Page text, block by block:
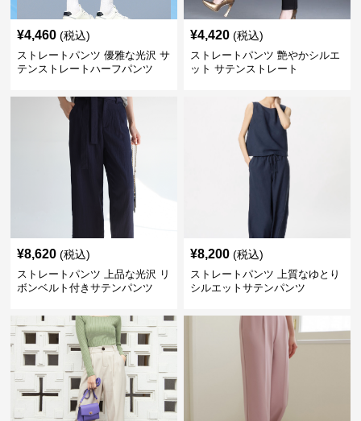
¥4,460 (税込)
ストレートパンツ 優雅な光沢 サ
テンストレートハーフパンツ
¥4,420 (税込)
ストレートパンツ 艶やかシルエ
ット サテンストレート
¥8,620 (税込)
ストレートパンツ 上品な光沢 リ
ボンベルト付きサテンパンツ
¥8,200 (税込)
ストレートパンツ 上質なゆとり
シルエットサテンパンツ